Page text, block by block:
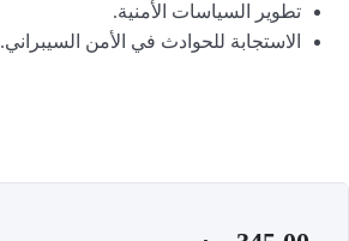
تطوير السياسات الأمنية.
الاستجابة للحوادث في الأمن السيبراني.